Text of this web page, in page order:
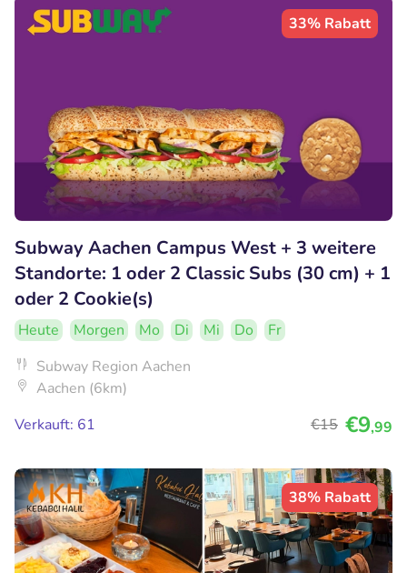
33% Rabatt
Subway Aachen Campus West + 3 weitere
Standorte: 1 oder 2 Classic Subs (30 cm) + 1
oder 2 Cookie(s)
Heute Morgen Mo Di Mi Do
Fr
Subway Region Aachen
Aachen (6km)
Verkauft: 61
€15 €9,99
38% Rabatt